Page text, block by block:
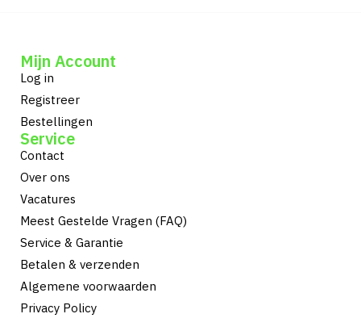
Mijn Account
Log in
Registreer
Bestellingen
Service
Contact
Over ons
Vacatures
Meest Gestelde Vragen (FAQ)
Service & Garantie
Betalen & verzenden
Algemene voorwaarden
Privacy Policy